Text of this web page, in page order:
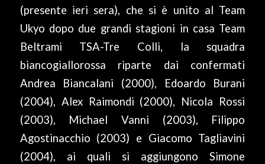
(presente ieri sera), che si è unito al Team
Ukyo dopo due grandi stagioni in casa Team
Beltrami TSA-Tre Colli, la squadra
biancogiallorossa riparte dai confermati
Andrea Biancalani (2000), Edoardo Burani
(2004), Alex Raimondi (2000), Nicola Rossi
(2003), Michael Vanni (2003), Filippo
Agostinacchio (2003) e Giacomo Tagliavini
(2004), ai quali si aggiungono Simone